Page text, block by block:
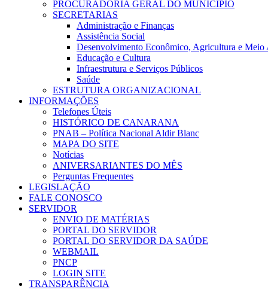
PROCURADORIA GERAL DO MUNICÍPIO
SECRETARIAS
Administração e Finanças
Assistência Social
Desenvolvimento Econômico, Agricultura e Meio
Educação e Cultura
Infraestrutura e Serviços Públicos
Saúde
ESTRUTURA ORGANIZACIONAL
INFORMAÇÕES
Telefones Úteis
HISTÓRICO DE CANARANA
PNAB – Política Nacional Aldir Blanc
MAPA DO SITE
Notícias
ANIVERSARIANTES DO MÊS
Perguntas Frequentes
LEGISLAÇÃO
FALE CONOSCO
SERVIDOR
ENVIO DE MATÉRIAS
PORTAL DO SERVIDOR
PORTAL DO SERVIDOR DA SAÚDE
WEBMAIL
PNCP
LOGIN SITE
TRANSPARÊNCIA